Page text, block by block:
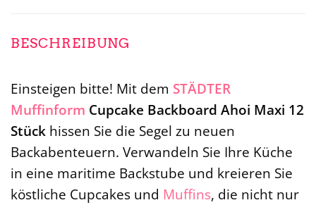
BESCHREIBUNG
Einsteigen bitte! Mit dem STÄDTER
Muffinform Cupcake Backboard Ahoi Maxi 12
Stück hissen Sie die Segel zu neuen
Backabenteuern. Verwandeln Sie Ihre Küche
in eine maritime Backstube und kreieren Sie
köstliche Cupcakes und Muffins, die nicht nur